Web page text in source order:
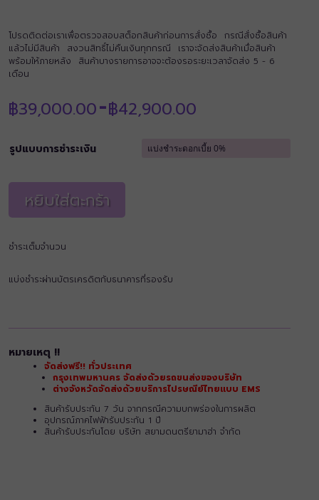
โปรดติดต่อเราเพื่อตรวจสอบสต็อกสินค้าก่อนการสั่งซื้อ กรณีสั่งซื้อสินค้า
แล้วไม่มีสินค้า สงวนสิทธิ์ไม่คืนเงินทุกกรณี เราจะจัดส่งสินค้าเมื่อสินค้า
พร้อมให้ภายหลัง สินค้าบางรายการอาจจะต้องรอระยะเวลาจัดส่ง 5 - 6
เดือน
฿39,000.00–฿42,900.00
through
รูปแบบการชำระเงิน
หยิบใส่ตะกร้า
ชำระเต็มจำนวน
แบ่งชำระผ่านบัตรเครดิตกับธนาคารที่รองรับ
หมายเหตุ !!
จัดส่งฟรี!! ทั่วประเทศ
กรุงเทพมหานคร จัดส่งด้วยรถขนส่งของบริษัท
ต่างจังหวัดจัดส่งด้วยบริการไปรษณีย์ไทยแบบ EMS
สินค้ารับประกัน 7 วัน จากกรณีความบกพร่องในการผลิต
อุปกรณ์ภาคไฟฟ้ารับประกัน 1 ปี
สินค้ารับประกันโดย บริษัท สยามดนตรียามาฮ่า จำกัด